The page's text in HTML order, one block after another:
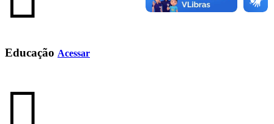
Educação Acessar